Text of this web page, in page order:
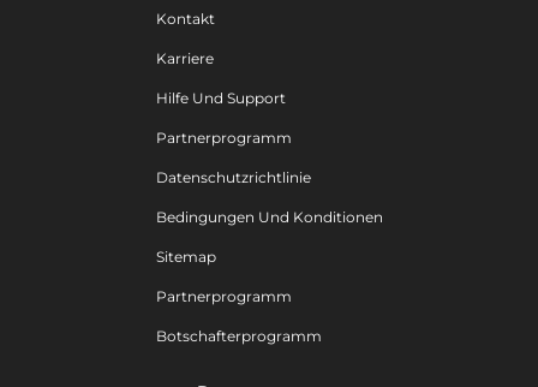
Kontakt
Karriere
Hilfe Und Support
Partnerprogramm
Datenschutzrichtlinie
Bedingungen Und Konditionen
Sitemap
Partnerprogramm
Botschafterprogramm